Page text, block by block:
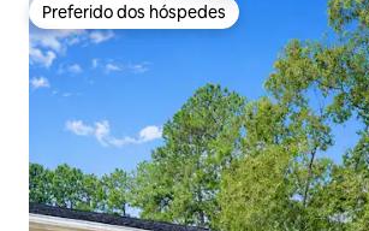
Preferido dos hóspedes
Preferido dos hóspedes